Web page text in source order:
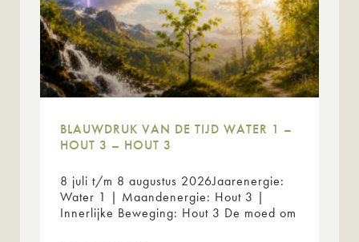
BLAUWDRUK VAN DE TIJD WATER 1 –
HOUT 3 – HOUT 3
8 juli t/m 8 augustus 2026Jaarenergie:
Water 1 | Maandenergie: Hout 3 |
Innerlijke Beweging: Hout 3 De moed om